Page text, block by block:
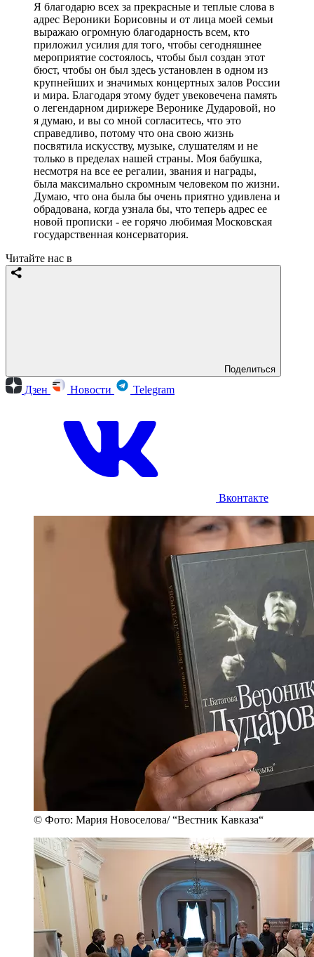
Я благодарю всех за прекрасные и теплые слова в
адрес Вероники Борисовны и от лица моей семьи
выражаю огромную благодарность всем, кто
приложил усилия для того, чтобы сегодняшнее
мероприятие состоялось, чтобы был создан этот
бюст, чтобы он был здесь установлен в одном из
крупнейших и значимых концертных залов России
и мира. Благодаря этому будет увековечена память
о легендарном дирижере Веронике Дударовой, но
я думаю, и вы со мной согласитесь, что это
справедливо, потому что она свою жизнь
посвятила искусству, музыке, слушателям и не
только в пределах нашей страны. Моя бабушка,
несмотря на все ее регалии, звания и награды,
была максимально скромным человеком по жизни.
Думаю, что она была бы очень приятно удивлена и
обрадована, когда узнала бы, что теперь адрес ее
новой прописки - ее горячо любимая Московская
государственная консерватория.
Читайте нас в
Поделиться
Дзен Новости Telegram
Вконтакте
© Фото: Мария Новоселова/ “Вестник Кавказа“